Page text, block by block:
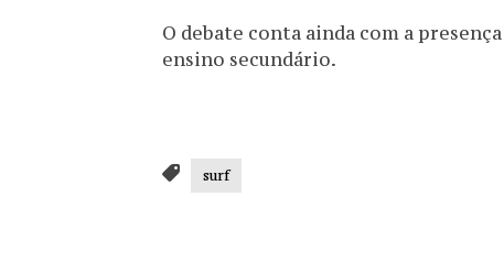
O debate conta ainda com a
ensino secundário.
surf